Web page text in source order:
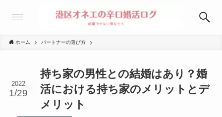
ホーム パートナーの選び方
持ち家の男性との結婚はあり？婚
活における持ち家のメリットとデ
メリット
2022
1/29